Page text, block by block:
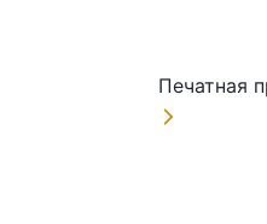
Печатная